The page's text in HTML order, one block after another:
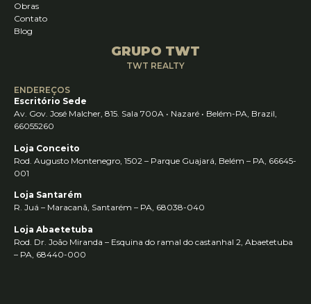
Obras
Contato
Blog
GRUPO TWT
TWT REALTY
ENDEREÇOS
Escritório Sede
Av. Gov. José Malcher, 815. Sala 700A • Nazaré • Belém-PA, Brazil,
66055260
Loja Conceito
Rod. Augusto Montenegro, 1502 – Parque Guajará, Belém – PA, 66645-
001
Loja Santarém
R. Juá – Maracanã, Santarém – PA, 68038-040
Loja Abaetetuba
Rod. Dr. João Miranda – Esquina do ramal do castanhal 2, Abaetetuba
– PA, 68440-000